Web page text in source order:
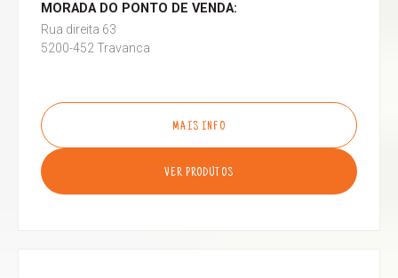
MORADA DO PONTO DE VENDA:
Rua direita 63
5200-452 Travanca
MAIS INFO
VER PRODUTOS